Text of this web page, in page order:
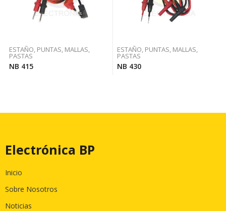
ESTAÑO, PUNTAS, MALLAS,
PASTAS
NB 415
ESTAÑO, PUNTAS, MALLAS,
PASTAS
NB 430
Electrónica BP
Inicio
Sobre Nosotros
Noticias